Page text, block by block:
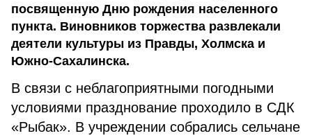
посвященную Дню рождения населенного
пункта. Виновников торжества развлекали
деятели культуры из Правды, Холмска и
Южно-Сахалинска.
В связи с неблагоприятными погодными
условиями празднование проходило в СДК
«Рыбак». В учреждении собрались сельчане